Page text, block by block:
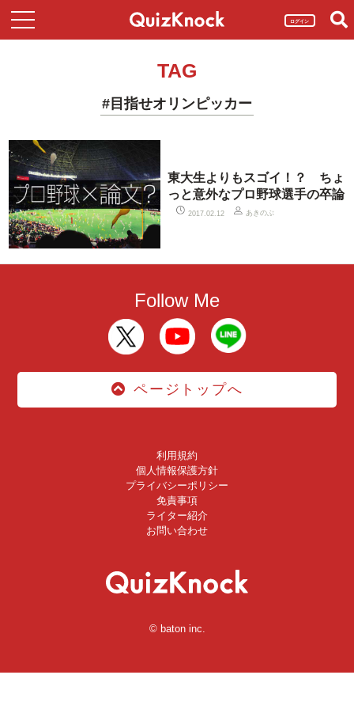
ログイン
TAG
#目指せオリンピッカー
東大生よりもスゴイ！？ ちょ
っと意外なプロ野球選手の卒論
2017.02.12 あきのぶ
Follow Me
ページトップへ
利用規約
個人情報保護方針
プライバシーポリシー
免責事項
ライター紹介
お問い合わせ
© baton inc.